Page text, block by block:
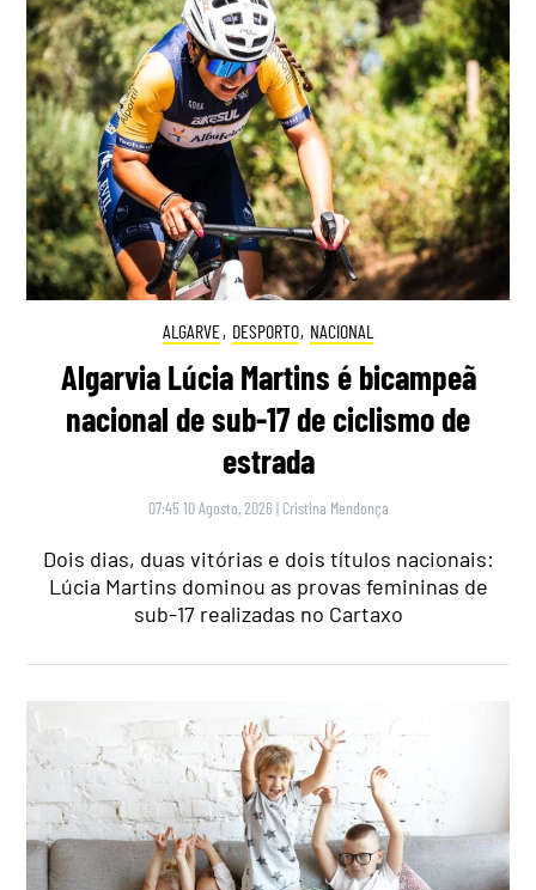
ALGARVE, DESPORTO, NACIONAL
Algarvia Lúcia Martins é bicampeã
nacional de sub-17 de ciclismo de
estrada
07:45 10 Agosto, 2026 | Cristina Mendonça
Dois dias, duas vitórias e dois títulos nacionais:
Lúcia Martins dominou as provas femininas de
sub-17 realizadas no Cartaxo